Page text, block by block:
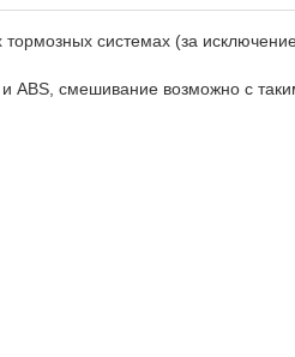
системах (за
смешивание возможно с